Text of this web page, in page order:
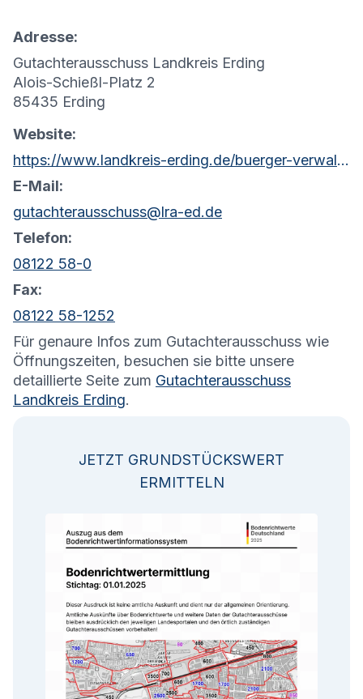
Adresse:
Gutachterausschuss Landkreis Erding
Alois-Schießl-Platz 2
85435 Erding
Website:
https://www.landkreis-erding.de/buerger-verwaltung/bauen-wohnen/gutachterausschuss/
E-Mail:
gutachterausschuss@lra-ed.de
Telefon:
08122 58-0
Fax:
08122 58-1252
Für genaure Infos zum Gutachterausschuss wie
Öffnungszeiten, besuchen sie bitte unsere
detaillierte Seite zum Gutachterausschuss
Landkreis Erding.
JETZT GRUNDSTÜCKSWERT
ERMITTELN